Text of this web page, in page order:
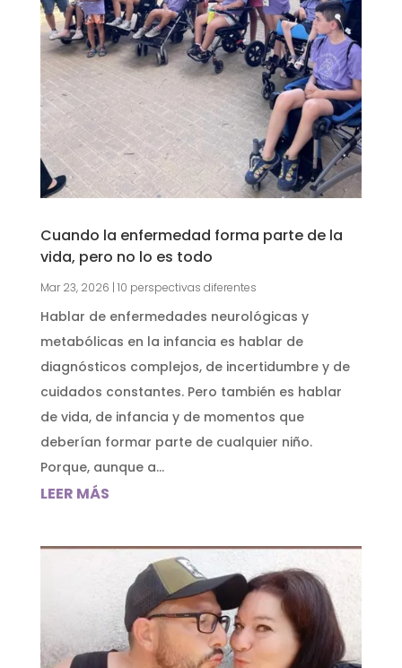
Cuando la enfermedad forma parte de la
vida, pero no lo es todo
Mar 23, 2026 | 10 perspectivas diferentes
Hablar de enfermedades neurológicas y
metabólicas en la infancia es hablar de
diagnósticos complejos, de incertidumbre y de
cuidados constantes. Pero también es hablar
de vida, de infancia y de momentos que
deberían formar parte de cualquier niño.
Porque, aunque a...
LEER MÁS